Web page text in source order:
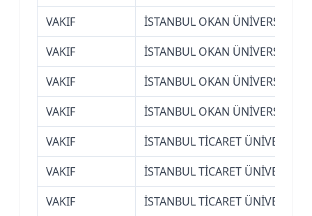
VAKIF
İSTANBUL OKAN ÜNİVERSİTESİ
VAKIF
İSTANBUL OKAN ÜNİVERSİTESİ
VAKIF
İSTANBUL OKAN ÜNİVERSİTESİ
VAKIF
İSTANBUL OKAN ÜNİVERSİTESİ
VAKIF
İSTANBUL TİCARET
VAKIF
İSTANBUL TİCARET
VAKIF
İSTANBUL TİCARET